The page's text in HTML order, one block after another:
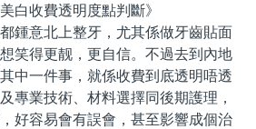
收費透明度點判斷》
意北上整牙，尤其係做牙齒貼面
笑得更靓，更自信。不過去到內地
中一件事，就係收費到底透明唔透
專業技術、材料選擇同後期護理，
好容易會有誤會，甚至影響成個治